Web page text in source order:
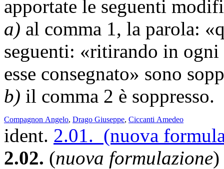
apportate le seguenti
a) al comma 1, la parola:
seguenti: «ritirando in ogni
esse consegnato» sono
b) il comma 2 è soppresso.
Compagnon Angelo, Drago Giuseppe, Ciccanti Amedeo
ident. 2.01. (nuova
2.02. (nuova formulazione)